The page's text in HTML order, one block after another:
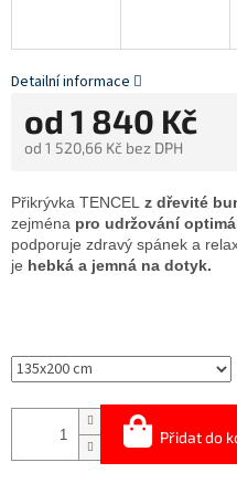
od 1 840 Kč
od 1 520,66 Kč bez DPH
Přidat do
Přikrývka TENCEL z dřevité
zejména pro udržování
podporuje zdravý spánek a
je hebká a jemná na dotyk.
Detailní informace